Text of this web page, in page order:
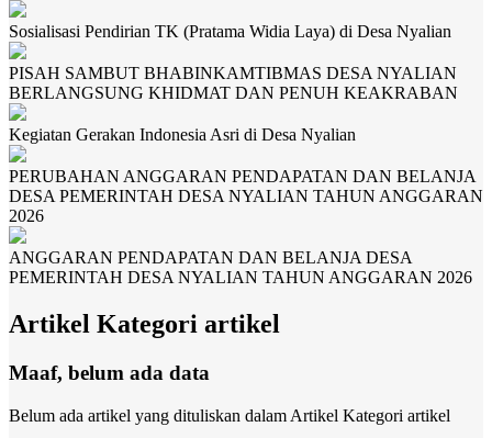
Sosialisasi Pendirian TK (Pratama Widia Laya) di Desa Nyalian
PISAH SAMBUT BHABINKAMTIBMAS DESA NYALIAN
BERLANGSUNG KHIDMAT DAN PENUH KEAKRABAN
Kegiatan Gerakan Indonesia Asri di Desa Nyalian
PERUBAHAN ANGGARAN PENDAPATAN DAN BELANJA
DESA PEMERINTAH DESA NYALIAN TAHUN ANGGARAN
2026
ANGGARAN PENDAPATAN DAN BELANJA DESA
PEMERINTAH DESA NYALIAN TAHUN ANGGARAN 2026
Artikel Kategori artikel
Maaf, belum ada data
Belum ada artikel yang dituliskan dalam Artikel Kategori artikel